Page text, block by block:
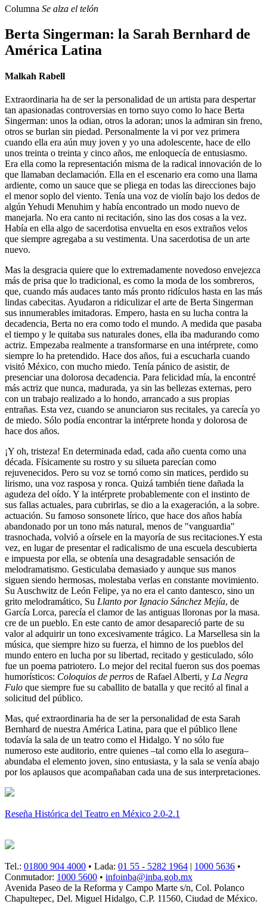
Columna Se alza el telón
Berta Singerman: la Sarah Bernhard de
América Latina
Malkah Rabell
Extraordinaria ha de ser la personalidad de un artista para despertar
tan apasionadas controversias en torno suyo como lo hace Berta
Singerman: unos la odian, otros la adoran; unos la admiran sin freno,
otros se burlan sin piedad. Personalmente la vi por vez primera
cuando ella era aún muy joven y yo una adolescente, hace de ello
unos treinta o treinta y cinco años, me enloquecía de entusiasmo.
Era ella como la representación misma de la radical innovación de lo
que llamaban declamación. Ella en el escenario era como una llama
ardiente, como un sauce que se pliega en todas las direcciones bajo
el menor soplo del viento. Tenía una voz de violín bajo los dedos de
algún Yehudi Menuhim y había encontrado un modo nuevo de
manejarla. No era canto ni recitación, sino las dos cosas a la vez.
Había en ella algo de sacerdotisa envuelta en esos extraños velos
que siempre agregaba a su vestimenta. Una sacerdotisa de un arte
nuevo.
Mas la desgracia quiere que lo extremadamente novedoso envejezca
más de prisa que lo tradicional, es como la moda de los sombreros,
que, cuando más audaces tanto más pronto ridículos hasta en las más
lindas cabecitas. Ayudaron a ridiculizar el arte de Berta Singerman
sus innumerables imitadoras. Empero, hasta en su lucha contra la
decadencia, Berta no era como todo el mundo. A medida que pasaba
el tiempo y le quitaba sus naturales dones, ella iba madurando como
actriz. Empezaba realmente a transformarse en una intérprete, como
siempre lo ha pretendido. Hace dos años, fui a escucharla cuando
visitó México, con mucho miedo. Tenía pánico de asistir, de
presenciar una dolorosa decadencia. Para felicidad mía, la encontré
más actriz que nunca, madurada, ya sin las bellezas externas, pero
con un trabajo realizado a lo hondo, arrancado a sus propias
entrañas. Esta vez, cuando se anunciaron sus recitales, ya carecía yo
de miedo. Sólo podía encontrar la intérprete honda y dolorosa de
hace dos años.
¡Y oh, tristeza! En determinada edad, cada año cuenta como una
década. Físicamente su rostro y su silueta parecían como
rejuvenecidos. Pero su voz se tornó como sin matices, perdido su
lirismo, una voz rasposa y ronca. Quizá también tiene dañada la
agudeza del oído. Y la intérprete probablemente con el instinto de
sus fallas actuales, para cubrirlas, se dio a la exageración, a la sobre.
actuación. Su famoso sonsonete lírico, que hace dos años había
abandonado por un tono más natural, menos de "vanguardia"
trasnochada, volvió a oírsele en la mayoría de sus recitaciones.Y esta
vez, en lugar de presentar el radicalismo de una escuela descubierta
e impuesta por ella, se obtenía una desagradable sensación de
melodramatismo. Gesticulaba demasiado y aunque sus manos
siguen siendo hermosas, molestaba verlas en constante movimiento.
Su Auschwitz de León Felipe, ya no era el canto dantesco, sino un
grito melodramático, Su Llanto por Ignacio Sánchez Mejía, de
García Lorca, parecía el clamor de las antiguas lloronas por la masa.
cre de un pueblo. En este canto de amor desapareció parte de su
valor al adquirir un tono excesivamente trágico. La Marsellesa sin la
música, que siempre hizo su fuerza, el himno de los pueblos del
mundo entero en lucha por su libertad, recitado y gesticulado, sólo
fue un poema patriotero. Lo mejor del recital fueron sus dos poemas
humorísticos: Coloquios de perros de Rafael Alberti, y La Negra
Fulo que siempre fue su caballito de batalla y que recitó al final a
solicitud del público.
Mas, qué extraordinaria ha de ser la personalidad de esta Sarah
Bernhard de nuestra América Latina, para que el público llene
todavía la sala de un teatro como el Hidalgo. Y no sólo fue
numeroso este auditorio, entre quienes –tal como ella lo asegura–
abundaba el elemento joven, sino entusiasta, y la sala se venía abajo
por los aplausos que acompañaban cada una de sus interpretaciones.
Reseña Histórica del Teatro en México 2.0-2.1
Tel.: 01800 904 4000 • Lada: 01 55 - 5282 1964 | 1000 5636 •
Conmutador: 1000 5600 • infoinba@inba.gob.mx
Avenida Paseo de la Reforma y Campo Marte s/n, Col. Polanco
Chapultepec, Del. Miguel Hidalgo, C.P. 11560, Ciudad de México.